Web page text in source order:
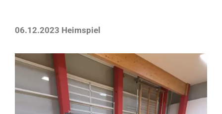
06.12.2023 Heimspiel